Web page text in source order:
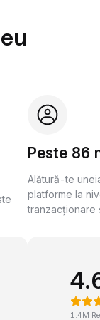
Peste 86
Alătură-te
platforme la
tranzacționare
1.4M